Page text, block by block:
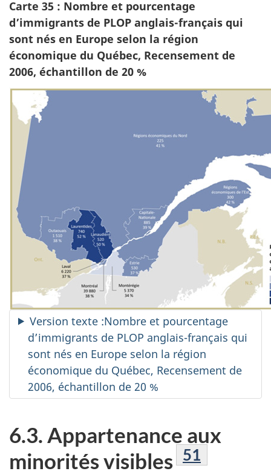
Carte 35 : Nombre et pourcentage
d’immigrants de PLOP anglais-français qui
sont nés en Europe selon la région
économique du Québec, Recensement de
2006, échantillon de 20 %
Version texte :Nombre et pourcentage
d’immigrants de PLOP anglais-français qui
sont nés en Europe selon la région
économique du Québec, Recensement de
2006, échantillon de 20 %
6.3. Appartenance aux
minorités visibles Note de bas
51